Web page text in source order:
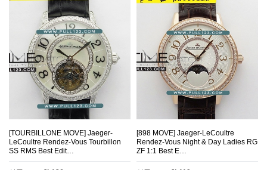
[TOURBILLONE MOVE] Jaeger-
LeCoultre Rendez-Vous Tourbillon
SS RMS Best Edit…
[898 MOVE] Jaeger-LeCoultre
Rendez-Vous Night & Day Ladies RG
ZF 1:1 Best E…